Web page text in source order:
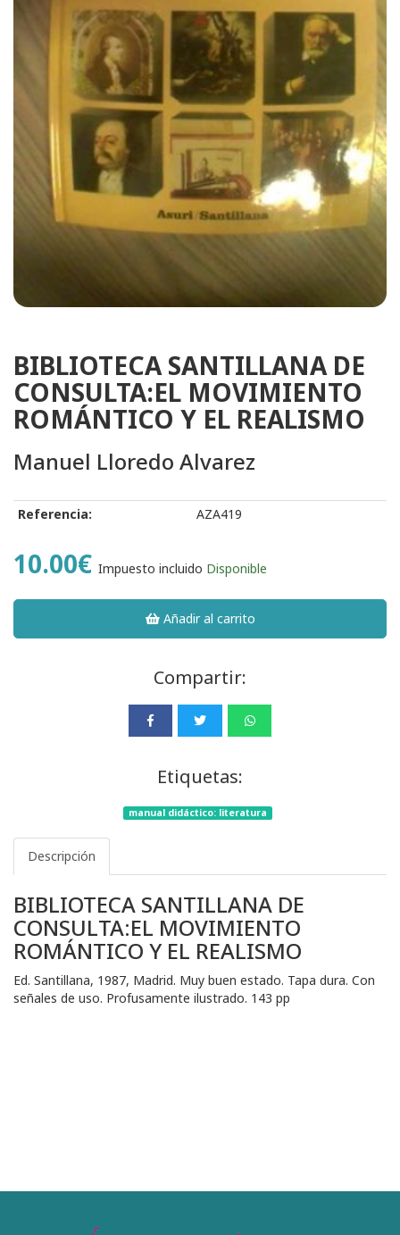
BIBLIOTECA SANTILLANA DE
CONSULTA:EL MOVIMIENTO
ROMÁNTICO Y EL REALISMO
Manuel Lloredo Alvarez
Referencia: AZA419
10.00€ Impuesto incluido Disponible
Añadir al carrito
Compartir:
Etiquetas:
manual didáctico: literatura
Descripción
BIBLIOTECA SANTILLANA DE
CONSULTA:EL MOVIMIENTO
ROMÁNTICO Y EL REALISMO
Ed. Santillana, 1987, Madrid. Muy buen estado. Tapa dura. Con
señales de uso. Profusamente ilustrado. 143 pp